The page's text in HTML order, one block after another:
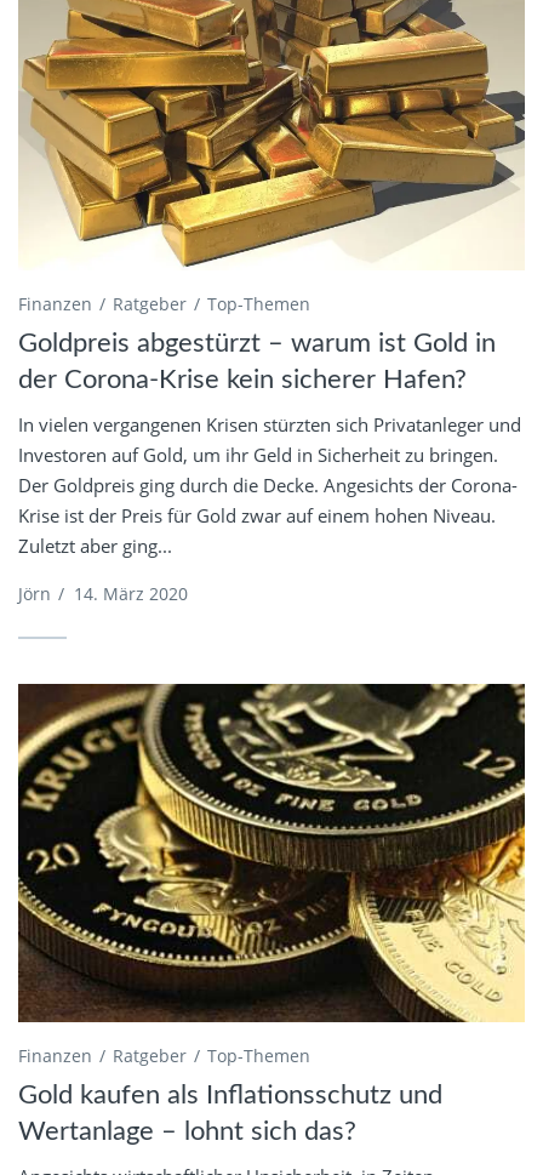
Finanzen Ratgeber Top-Themen
Goldpreis abgestürzt – warum ist Gold in
der Corona-Krise kein sicherer Hafen?
In vielen vergangenen Krisen stürzten sich Privatanleger und
Investoren auf Gold, um ihr Geld in Sicherheit zu bringen.
Der Goldpreis ging durch die Decke. Angesichts der Corona-
Krise ist der Preis für Gold zwar auf einem hohen Niveau.
Zuletzt aber ging...
Jörn / 14. März 2020
Finanzen Ratgeber Top-Themen
Gold kaufen als Inflationsschutz und
Wertanlage – lohnt sich das?